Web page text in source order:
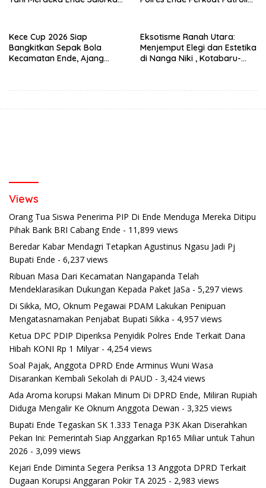
Kece Cup 2026 Siap
Bangkitkan Sepak Bola
Kecamatan Ende, Ajang
Eksotisme Ranah Utara:
Menjemput Elegi dan Estetika
di Nanga Niki , Kotabaru-
Views
Orang Tua Siswa Penerima PIP Di Ende Menduga Mereka Ditipu
Pihak Bank BRI Cabang Ende - 11,899 views
Beredar Kabar Mendagri Tetapkan Agustinus Ngasu Jadi Pj
Bupati Ende - 6,237 views
Ribuan Masa Dari Kecamatan Nangapanda Telah
Mendeklarasikan Dukungan Kepada Paket JaSa - 5,297 views
Di Sikka, MO, Oknum Pegawai PDAM Lakukan Penipuan
Mengatasnamakan Penjabat Bupati Sikka - 4,957 views
Ketua DPC PDIP Diperiksa Penyidik Polres Ende Terkait Dana
Hibah KONI Rp 1 Milyar- 4,254 views
Soal Pajak, Anggota DPRD Ende Arminus Wuni Wasa
Disarankan Kembali Sekolah di PAUD - 3,424 views
Ada Aroma korupsi Makan Minum Di DPRD Ende, Miliran Rupiah
Diduga Mengalir Ke Oknum Anggota Dewan - 3,325 views
Bupati Ende Tegaskan SK 1.333 Tenaga P3K Akan Diserahkan
Pekan Ini: Pemerintah Siap Anggarkan Rp165 Miliar untuk Tahun
2026 - 3,099 views
Kejari Ende Diminta Segera Periksa 13 Anggota DPRD Terkait
Dugaan Korupsi Anggaran Pokir TA 2025 - 2,983 views